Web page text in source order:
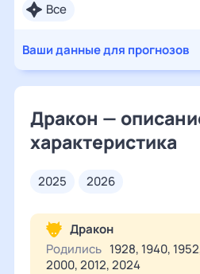
Все
Ваши данные для прогнозов
Дракон —
характеристика
2025 2026
Дракон
Родились 1928, 1940,
2000, 2012, 2024